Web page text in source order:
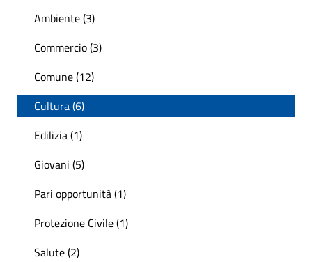
Ambiente (3)
Commercio (3)
Comune (12)
Cultura (6)
Edilizia (1)
Giovani (5)
Pari opportunità (1)
Protezione Civile (1)
Salute (2)